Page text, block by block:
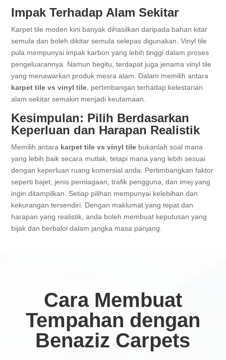
Impak Terhadap Alam Sekitar
Karpet tile moden kini banyak dihasilkan daripada bahan kitar
semula dan boleh dikitar semula selepas digunakan. Vinyl tile
pula mempunyai impak karbon yang lebih tinggi dalam proses
pengeluarannya. Namun begitu, terdapat juga jenama vinyl tile
yang menawarkan produk mesra alam. Dalam memilih antara
karpet tile vs vinyl tile , pertimbangan terhadap kelestarian
alam sekitar semakin menjadi keutamaan.
Kesimpulan: Pilih Berdasarkan
Keperluan dan Harapan Realistik
Memilih antara karpet tile vs vinyl tile bukanlah soal mana
yang lebih baik secara mutlak, tetapi mana yang lebih sesuai
dengan keperluan ruang komersial anda. Pertimbangkan faktor
seperti bajet, jenis perniagaan, trafik pengguna, dan imej yang
ingin ditampilkan. Setiap pilihan mempunyai kelebihan dan
kekurangan tersendiri. Dengan maklumat yang tepat dan
harapan yang realistik, anda boleh membuat keputusan yang
bijak dan berbaloi dalam jangka masa panjang.
Cara Membuat
Tempahan dengan
Benaziz Carpets